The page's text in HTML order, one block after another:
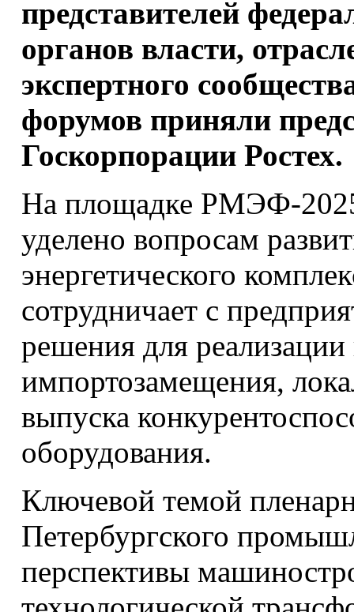
представителей
органов власти,
экспертного
форумов приняли
Госкорпорации Ростех.
На площадке РМЭФ-
уделено вопросам
энергетического
сотрудничает с
решения для реализации
импортозамещения,
выпуска
оборудования.
Ключевой темой
Петербургского
перспективы